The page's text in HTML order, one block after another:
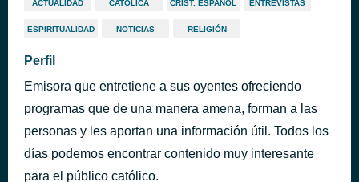
Quiero Ser Pan Coro Pascua Joven hace 45 minutos
JMJ Río 2013 (Nico Montero)
María José Bravo
hace 58 minutos
ACTUALIDAD CATÓLICA CRIST. ESPAÑOL ENTREVISTAS
ESPIRITUALIDAD NOTICIAS RELIGIÓN
Perfil
Emisora que entretiene a sus oyentes ofreciendo
programas que de una manera amena, forman a las
personas y les aportan una información útil. Todos los
días podemos encontrar contenido muy interesante
para el público católico.